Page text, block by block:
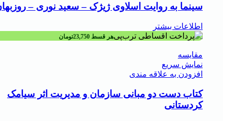
سینما به روایت اسلاوی ژیژک – سعید نوری –
اطلاعات بیشتر
هر قسط 23,750تومان
مقايسه
نمایش سریع
افزودن به علاقه مندی
کتاب دست دو مبانی سازمان و مدیریت اثر سیامک
کردستانی